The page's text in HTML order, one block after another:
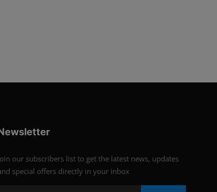
our subscribers list to get the latest news, updates
special offers directly in your inbox